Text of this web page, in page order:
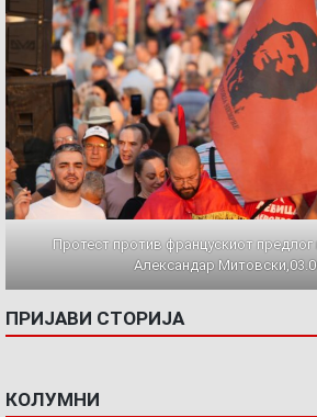
Протест против францускиот
Александар
ПРИЈАВИ СТОРИЈА
КОЛУМНИ